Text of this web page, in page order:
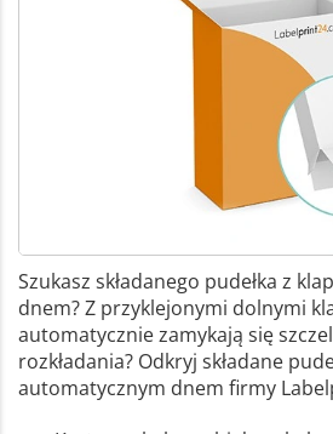
Szukasz składanego pudełka z
dnem? Z przyklejonymi dolnymi
automatycznie zamykają się
rozkładania? Odkryj składane
automatycznym dnem firmy